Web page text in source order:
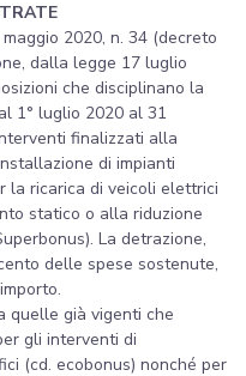
2020, n. 34 (decreto
dalla legge 17 luglio
che disciplinano la
1° luglio 2020 al 31
finalizzati alla
di impianti
ricarica di veicoli elettrici
statico o alla riduzione
La detrazione,
delle spese sostenute,
quelle già vigenti che
gli interventi di
(cd. ecobonus) nonché per